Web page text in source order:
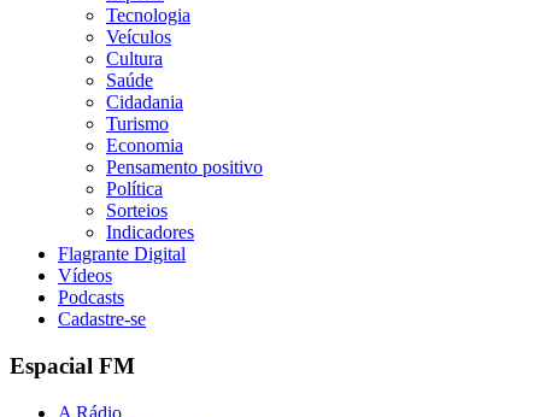
Tecnologia
Veículos
Cultura
Saúde
Cidadania
Turismo
Economia
Pensamento positivo
Política
Sorteios
Indicadores
Flagrante Digital
Vídeos
Podcasts
Cadastre-se
Espacial FM
A Rádio